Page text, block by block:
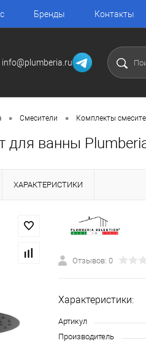
Бренды Контакты
info@plumberia.ru
• Смесители • Комплекты
для ванны
ХАРАКТЕРИСТИКИ
Отзывов: 0
Характеристики:
Артикул
Производитель